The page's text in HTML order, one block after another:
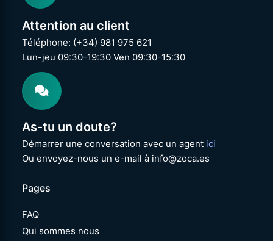
Attention au client
Téléphone: (+34) 981 975 621
Lun-jeu 09:30-19:30 Ven 09:30-15:30
As-tu un doute?
Démarrer une conversation avec un agent ici
Ou envoyez-nous un e-mail à info@zoca.es
Pages
FAQ
Qui sommes nous